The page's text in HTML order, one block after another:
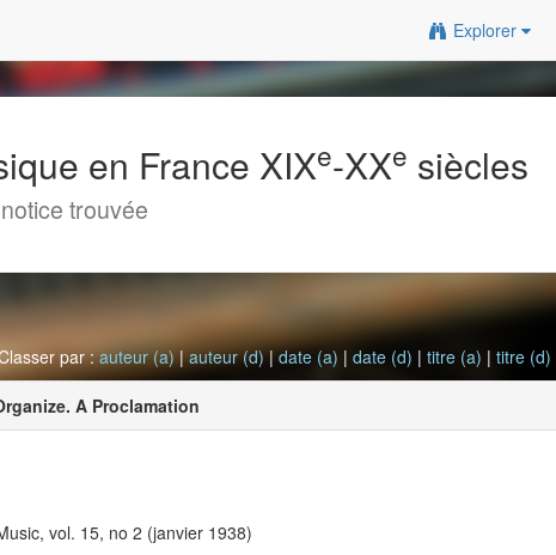
Explorer
en France XIXe-XXe siècles
trouvée
par :auteur (a)|auteur (d)|date (a) |date (d) |titre (a) |titre (d)
A Proclamation
vol. 15, no 2 (janvier 1938)